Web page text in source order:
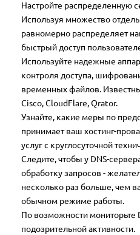
Настройте распределенную
Используя множество
равномерно распределяет
быстрый доступ
Используйте надежные
контроля доступа,
временных файлов.
Cisco, CloudFlare, Qrator.
Узнайте, какие меры по
принимает ваш хостинг-
услуг с круглосуточной
Следите, чтобы у DNS-
обработку запросов -
несколько раз больше, чем
обычном режиме работы.
По возможности мониторьте
подозрительной активности.